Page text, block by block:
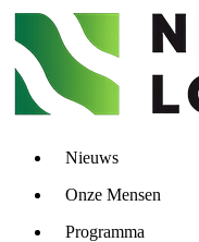
Nieuws
Onze Mensen
Programma